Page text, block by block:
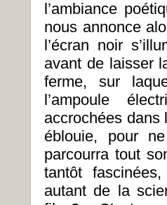
l’ambiance
nous annonce
l’écran noir
avant de laisser
ferme, sur
l’ampoule
accrochées dans
éblouie, pour
parcourra tout
tantôt
autant de la